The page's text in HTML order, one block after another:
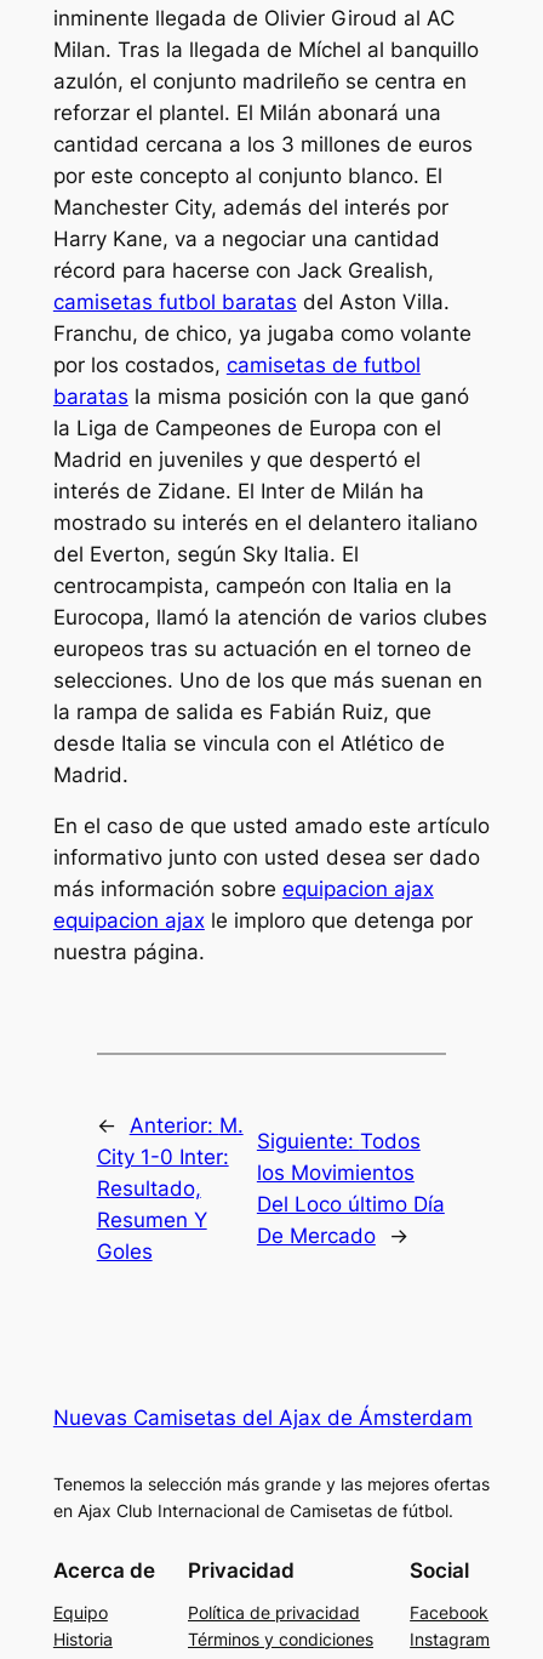
inminente llegada de Olivier Giroud al AC
Milan. Tras la llegada de Míchel al banquillo
azulón, el conjunto madrileño se centra en
reforzar el plantel. El Milán abonará una
cantidad cercana a los 3 millones de euros
por este concepto al conjunto blanco. El
Manchester City, además del interés por
Harry Kane, va a negociar una cantidad
récord para hacerse con Jack Grealish,
camisetas futbol baratas del Aston Villa.
Franchu, de chico, ya jugaba como volante
por los costados, camisetas de futbol
baratas la misma posición con la que ganó
la Liga de Campeones de Europa con el
Madrid en juveniles y que despertó el
interés de Zidane. El Inter de Milán ha
mostrado su interés en el delantero italiano
del Everton, según Sky Italia. El
centrocampista, campeón con Italia en la
Eurocopa, llamó la atención de varios clubes
europeos tras su actuación en el torneo de
selecciones. Uno de los que más suenan en
la rampa de salida es Fabián Ruiz, que
desde Italia se vincula con el Atlético de
Madrid.
En el caso de que usted amado este artículo
informativo junto con usted desea ser dado
más información sobre equipacion ajax
equipacion ajaxle imploro que detenga por
nuestra página.
← Anterior: M.
City 1-0 Inter:
Resultado,
Resumen Y
Goles
Siguiente: Todos
los Movimientos
Del Loco último Día
De Mercado
→
Nuevas Camisetas del Ajax de Ámsterdam
Tenemos la selección más grande y las mejores ofertas
en Ajax Club Internacional de Camisetas de fútbol.
Acerca de
Equipo
Historia
Privacidad
Política de privacidad
Términos y condiciones
Social
Facebook
Instagram